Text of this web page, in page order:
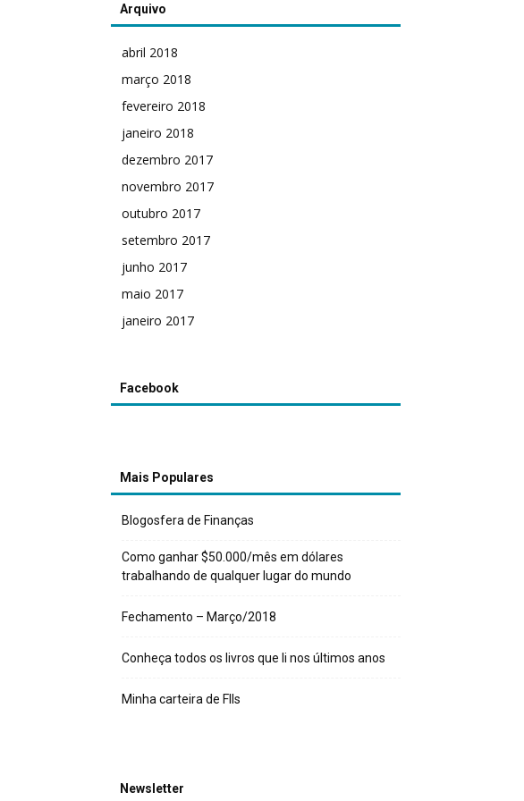
Arquivo
abril 2018
março 2018
fevereiro 2018
janeiro 2018
dezembro 2017
novembro 2017
outubro 2017
setembro 2017
junho 2017
maio 2017
janeiro 2017
Facebook
Mais Populares
Blogosfera de Finanças
Como ganhar $50.000/mês em dólares
trabalhando de qualquer lugar do mundo
Fechamento – Março/2018
Conheça todos os livros que li nos últimos anos
Minha carteira de FIIs
Newsletter